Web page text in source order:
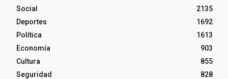
Social
2135
Deportes
1692
Política
1613
Economía
903
Cultura
855
Seguridad
828